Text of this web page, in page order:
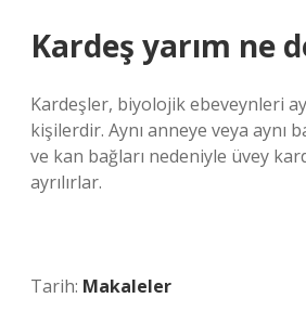
Kardeş yarım ne
Kardeşler, biyolojik ebeveynleri
kişilerdir. Aynı anneye veya aynı
ve kan bağları nedeniyle üvey
ayrılırlar.
Tarih: Makaleler